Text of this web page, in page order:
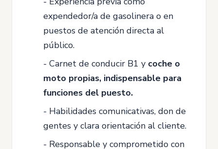
expendedor/a de gasolinera o en
puestos de atención directa al
público.
- Carnet de conducir B1 y coche o
moto propias, indispensable para
funciones del puesto.
- Habilidades comunicativas, don de
gentes y clara orientación al cliente.
- Responsable y comprometido con